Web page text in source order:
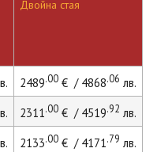
Двойна стая
2489.00€ / 4868.06 лв.
2311.00€ / 4519.92 лв.
2133.00€ / 4171.79 лв.